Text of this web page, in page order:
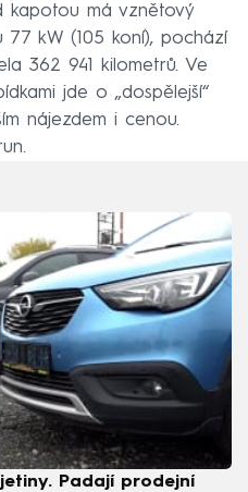
kapotou má vznětový
kW (105 koní), pochází
362 941 kilometrů. Ve
jde o „dospělejší“
nájezdem i cenou.
Padají prodejní